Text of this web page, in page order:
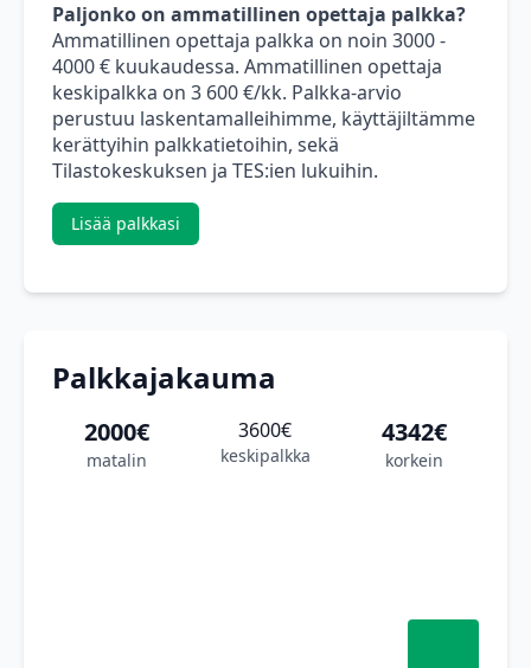
Paljonko on ammatillinen opettaja palkka?
Ammatillinen opettaja palkka on noin 3000 -
4000 € kuukaudessa. Ammatillinen opettaja
keskipalkka on 3 600 €/kk. Palkka-arvio
perustuu laskentamalleihimme, käyttäjiltämme
kerättyihin palkkatietoihin, sekä
Tilastokeskuksen ja TES:ien lukuihin.
Lisää palkkasi
Palkkajakauma
2000€
matalin
3600€
keskipalkka
4342€
korkein